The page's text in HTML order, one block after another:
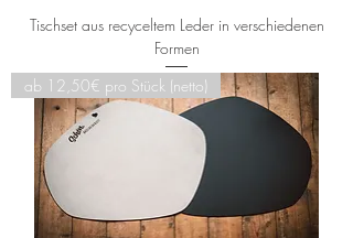
Tischset aus recyceltem Leder in verschiedenen
Formen
ab 12,50€ pro Stück (netto)